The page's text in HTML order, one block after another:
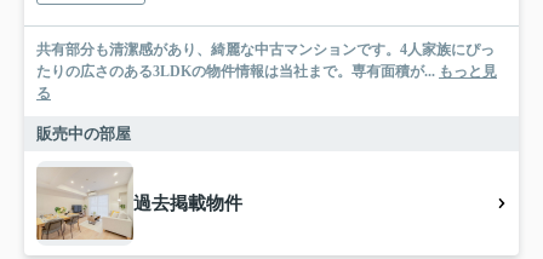
共有部分も清潔感があり、綺麗な中古マンションです。4人家族にぴっ
たりの広さのある3LDKの物件情報は当社まで。専有面積が... もっと見
る
販売中の部屋
過去掲載物件